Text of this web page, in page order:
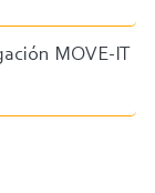
MOVE-IT